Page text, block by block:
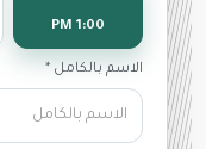
1:00 PM
الاسم بالكامل *